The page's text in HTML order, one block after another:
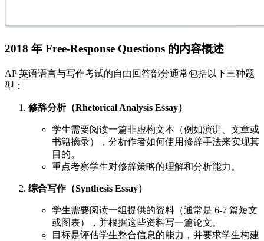
2018 年 Free-Response Questions 的内容概述
AP 英语语言与写作考试的自由回答部分通常包括以下三种题
型：
修辞分析（Rhetorical Analysis Essay）
学生需要阅读一篇非虚构文本（例如演讲、文章或
书籍摘录），分析作者如何使用修辞手法来实现其
目的。
重点考察学生对修辞策略的理解和分析能力。
综合写作（Synthesis Essay）
学生需要阅读一组提供的资料（通常是 6-7 篇短文
或图表），并根据这些资料写一篇论文。
目标是评估学生整合信息的能力，并要求学生构建